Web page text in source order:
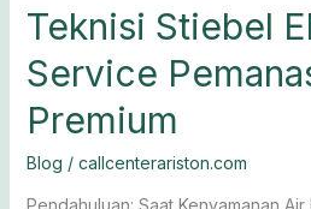
Teknisi Stiebel
Service
Premium
Blog / callcenterariston.com
Pendahuluan: Saat Kenyamanan
Teknisi
Stiebel
Eltron
Service
Air
Premium